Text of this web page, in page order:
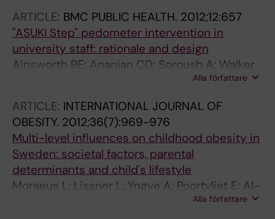
ARTICLE: BMC PUBLIC HEALTH. 2012;12:657
"ASUKI Step" pedometer intervention in
university staff: rationale and design
Ainsworth BE; Ananian CD; Soroush A; Walker
Alla författare
ARTICLE: INTERNATIONAL JOURNAL OF
OBESITY. 2012;36(7):969-976
Multi-level influences on childhood obesity in
Sweden: societal factors, parental
determinants and child's lifestyle
Moraeus L; Lissner L; Yngve A; Poortvliet E; Al-
Alla författare